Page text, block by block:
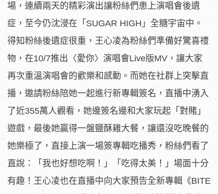
場， 連續兩天的精彩演出讓粉絲們患上演唱會後遺
症，至今仍沈浸在「SUGAR HIGH」全糖宇宙中。
得知粉絲後遺症很重， 王心凌為粉絲們準備好驚喜禮
物，在10/7推出〈愛你〉演唱會Live版MV，讓大家
再次重溫演唱會的歡樂和感動。而她在社群上突擊直
播，邀請粉絲陪她一起進行新專輯簽名， 直播中湧入
了近355萬人觀看，她邊簽名邊和大家玩起「對賭」
遊戲，最後她贏得一盤鹽酥雞大餐，讓還沒吃晚餐的
她樂極了， 直接上演一場簽專輯吃播秀，粉絲們看了
直說：「我也好想吃啊！」
「吃得太美！」場面十分
有趣！ 王心凌也在直播中向大家預告全新專輯《BITE